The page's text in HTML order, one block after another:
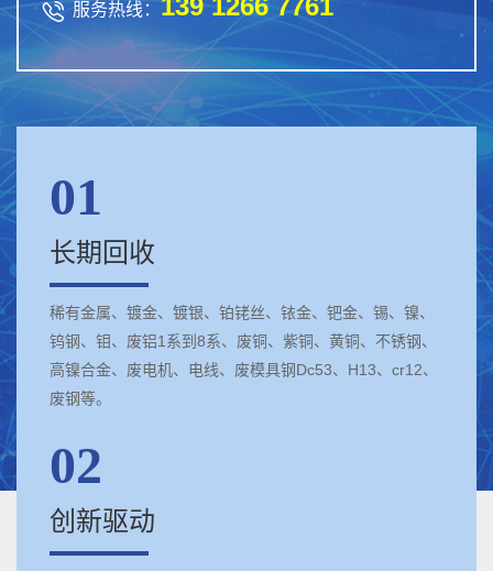
 服务热线：
01
长期回收
稀有金属、镀金、镀银、铂铑丝、铱金、钯金、锡、镍、
钨钢、钼、废铝1系到8系、废铜、紫铜、黄铜、不锈钢、
高镍合金、废电机、电线、废模具钢Dc53、H13、cr12、
废钢等。
02
创新驱动